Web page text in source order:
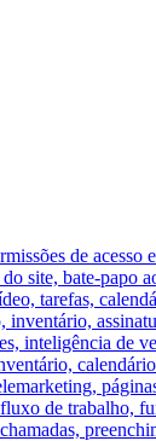
de acesso
site, bate-papo
tarefas,
inventário,
inteligência de
de trabalho,